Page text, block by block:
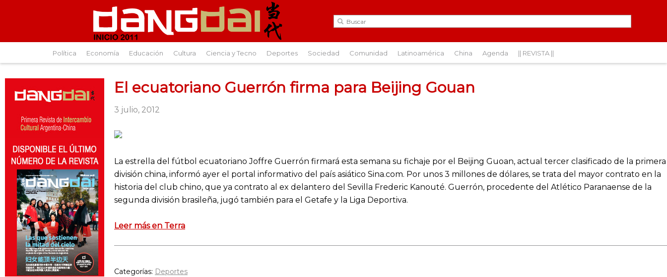
Política Economía Educación Cultura Ciencia y Tecno Deportes Sociedad Comunidad Latinoamérica China Agenda || REVISTA ||
El ecuatoriano Guerrón firma para Beijing Gouan
3 julio, 2012
La estrella del fútbol ecuatoriano Joffre Guerrón firmará esta semana su fichaje por el Beijing Guoan, actual tercer clasificado de la primera
división china, informó ayer el portal informativo del país asiático Sina.com. Por unos 3 millones de dólares, se trata del mayor contrato en la
historia del club chino, que ya contrato al ex delantero del Sevilla Frederic Kanouté. Guerrón, procedente del Atlético Paranaense de la
segunda división brasileña, jugó también para el Getafe y la Liga Deportiva.
Leer más en Terra
Categorías: Deportes